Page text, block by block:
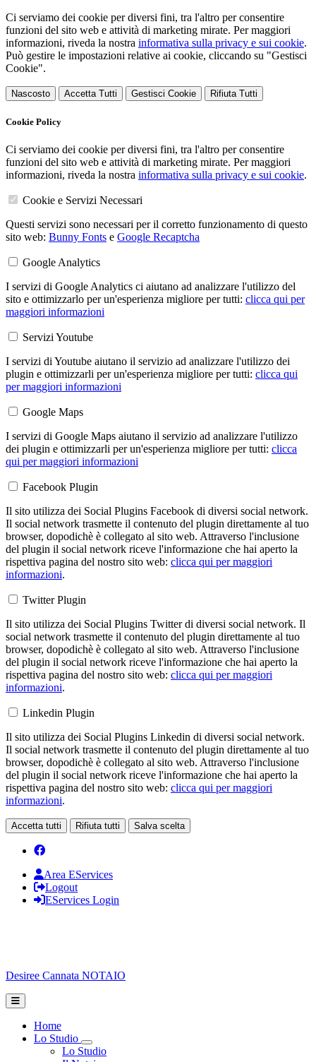
Ci serviamo dei cookie per diversi fini, tra l'altro per consentire
funzioni del sito web e attività di marketing mirate. Per maggiori
informazioni, riveda la nostra informativa sulla privacy e sui cookie.
Può gestire le impostazioni relative ai cookie, cliccando su "Gestisci
Cookie".
Nascosto Accetta Tutti Gestisci Cookie Rifiuta Tutti
Cookie Policy
Ci serviamo dei cookie per diversi fini, tra l'altro per consentire
funzioni del sito web e attività di marketing mirate. Per maggiori
informazioni, riveda la nostra informativa sulla privacy e sui cookie.
Cookie e Servizi Necessari
Questi servizi sono necessari per il corretto funzionamento di questo
sito web: Bunny Fonts e Google Recaptcha
Google Analytics
I servizi di Google Analytics ci aiutano ad analizzare l'utilizzo del
sito e ottimizzarlo per un'esperienza migliore per tutti: clicca qui per
maggiori informazioni
Servizi Youtube
I servizi di Youtube aiutano il servizio ad analizzare l'utilizzo dei
plugin e ottimizzarli per un'esperienza migliore per tutti: clicca qui
per maggiori informazioni
Google Maps
I servizi di Google Maps aiutano il servizio ad analizzare l'utilizzo
dei plugin e ottimizzarli per un'esperienza migliore per tutti: clicca
qui per maggiori informazioni
Facebook Plugin
Il sito utilizza dei Social Plugins Facebook di diversi social network.
Il social network trasmette il contenuto del plugin direttamente al tuo
browser, dopodichè è collegato al sito web. Attraverso l'inclusione
del plugin il social network riceve l'informazione che hai aperto la
rispettiva pagina del nostro sito web: clicca qui per maggiori
informazioni.
Twitter Plugin
Il sito utilizza dei Social Plugins Twitter di diversi social network. Il
social network trasmette il contenuto del plugin direttamente al tuo
browser, dopodichè è collegato al sito web. Attraverso l'inclusione
del plugin il social network riceve l'informazione che hai aperto la
rispettiva pagina del nostro sito web: clicca qui per maggiori
informazioni.
Linkedin Plugin
Il sito utilizza dei Social Plugins Linkedin di diversi social network.
Il social network trasmette il contenuto del plugin direttamente al tuo
browser, dopodichè è collegato al sito web. Attraverso l'inclusione
del plugin il social network riceve l'informazione che hai aperto la
rispettiva pagina del nostro sito web: clicca qui per maggiori
informazioni.
Accetta tutti Rifiuta tutti Salva scelta
Area EServices
Logout
EServices Login
Desiree Cannata NOTAIO
Home
Lo Studio
Toggle Dropdown
Lo Studio